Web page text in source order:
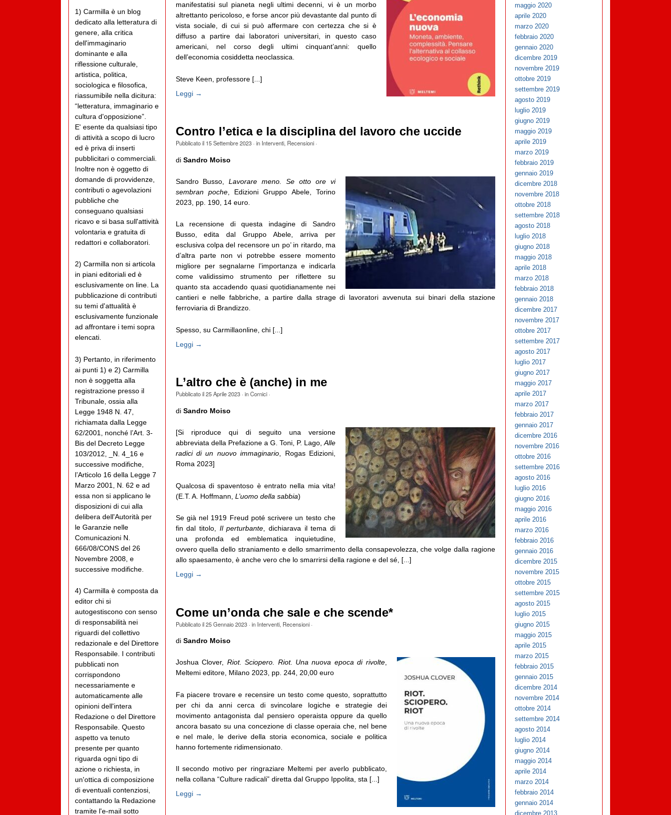
manifestatisi sul pianeta negli ultimi decenni, vi è un morbo
altrettanto pericoloso, e forse ancor più devastante dal punto di
vista sociale, di cui si può affermare con certezza che si è
diffuso a partire dai laboratori universitari, in questo caso
americani, nel corso degli ultimi cinquant’anni: quello
dell’economia cosiddetta neoclassica.
Steve Keen, professore [...]
Leggi →
Contro l’etica e la disciplina del lavoro che uccide
Pubblicato il 15 Settembre 2023· in Interventi, Recensioni·
di Sandro Moiso
Sandro Busso,Lavorare meno. Se otto ore vi
sembran poche, Edizioni Gruppo Abele, Torino
2023, pp. 190, 14 euro.
La recensione di questa indagine di Sandro
Busso, edita dal Gruppo Abele, arriva per
esclusiva colpa del recensore un po’ in ritardo, ma
d’altra parte non vi potrebbe essere momento
migliore per segnalarne l’importanza e indicarla
come validissimo strumento per riflettere su
quanto sta accadendo quasi quotidianamente nei
cantieri e nelle fabbriche, a partire dalla strage di lavoratori avvenuta sui binari della stazione
ferroviaria di Brandizzo.
Spesso, su Carmillaonline, chi [...]
Leggi →
L’altro che è (anche) in me
Pubblicato il25 Aprile 2023· inCornici·
di Sandro Moiso
[Si riproduce qui di seguito una versione
abbreviata della Prefazione a G. Toni, P. Lago, Alle
radici di un nuovo immaginario , Rogas Edizioni,
Roma 2023]
Qualcosa di spaventoso è entrato nella mia vita!
(E.T. A. Hoffmann, L’uomo della sabbia)
Se già nel 1919 Freud poté scrivere un testo che
fin dal titolo, Il perturbante , dichiarava il tema di
una profonda ed emblematica inquietudine,
ovvero quella dello straniamento e dello smarrimento della consapevolezza, che volge dalla ragione
allo spaesamento, è anche vero che lo smarrirsi della ragione e del sé, [...]
Leggi →
Come un’onda che sale e che scende*
Pubblicato il25 Gennaio 2023· in Interventi, Recensioni·
di Sandro Moiso
Joshua Clover, Riot. Sciopero. Riot. Una nuova epoca di rivolte,
Meltemi editore, Milano 2023, pp. 244, 20,00 euro
Fa piacere trovare e recensire un testo come questo, soprattutto
per chi da anni cerca di svincolare logiche e strategie dei
movimento antagonista dal pensiero operaista oppure da quello
ancora basato su una concezione di classe operaia che, nel bene
e nel male, le derive della storia economica, sociale e politica
hanno fortemente ridimensionato.
Il secondo motivo per ringraziare Meltemi per averlo pubblicato,
nella collana “Culture radicali” diretta dal Gruppo Ippolita, sta [...]
Leggi →
1) Carmilla è un blog
dedicato alla letteratura di
genere, alla critica
dell'immaginario
dominante e alla
riflessione culturale,
artistica, politica,
sociologica e filosofica,
riassumibile nella dicitura:
“letteratura, immaginario e
cultura d'opposizione”.
E' esente da qualsiasi tipo
di attività a scopo di lucro
ed è priva di inserti
pubblicitari o commerciali.
Inoltre non è oggetto di
domande di provvidenze,
contributi o agevolazioni
pubbliche che
conseguano qualsiasi
ricavo e si basa sull'attività
volontaria e gratuita di
redattori e collaboratori.
2) Carmilla non si articola
in piani editoriali ed è
esclusivamente on line. La
pubblicazione di contributi
su temi d'attualità è
esclusivamente funzionale
ad affrontare i temi sopra
elencati.
3) Pertanto, in riferimento
ai punti 1) e 2) Carmilla
non è soggetta alla
registrazione presso il
Tribunale, ossia alla
Legge 1948 N. 47,
richiamata dalla Legge
62/2001, nonché l’Art. 3-
Bis del Decreto Legge
103/2012, _N. 4_16 e
successive modifiche,
l’Articolo 16 della Legge 7
Marzo 2001, N. 62 e ad
essa non si applicano le
disposizioni di cui alla
delibera dell'Autorità per
le Garanzie nelle
Comunicazioni N.
666/08/CONS del 26
Novembre 2008, e
successive modifiche.
4) Carmilla è composta da
editor chi si
autogestiscono con senso
di responsabilità nei
riguardi del collettivo
redazionale e del Direttore
Responsabile. I contributi
pubblicati non
corrispondono
necessariamente e
automaticamente alle
opinioni dell'intera
Redazione o del Direttore
Responsabile. Questo
aspetto va tenuto
presente per quanto
riguarda ogni tipo di
azione o richiesta, in
un'ottica di composizione
di eventuali contenziosi,
contattando la Redazione
tramite l'e-mail sotto
maggio 2020
aprile 2020
marzo 2020
febbraio 2020
gennaio 2020
dicembre 2019
novembre 2019
ottobre 2019
settembre 2019
agosto 2019
luglio 2019
giugno 2019
maggio 2019
aprile 2019
marzo 2019
febbraio 2019
gennaio 2019
dicembre 2018
novembre 2018
ottobre 2018
settembre 2018
agosto 2018
luglio 2018
giugno 2018
maggio 2018
aprile 2018
marzo 2018
febbraio 2018
gennaio 2018
dicembre 2017
novembre 2017
ottobre 2017
settembre 2017
agosto 2017
luglio 2017
giugno 2017
maggio 2017
aprile 2017
marzo 2017
febbraio 2017
gennaio 2017
dicembre 2016
novembre 2016
ottobre 2016
settembre 2016
agosto 2016
luglio 2016
giugno 2016
maggio 2016
aprile 2016
marzo 2016
febbraio 2016
gennaio 2016
dicembre 2015
novembre 2015
ottobre 2015
settembre 2015
agosto 2015
luglio 2015
giugno 2015
maggio 2015
aprile 2015
marzo 2015
febbraio 2015
gennaio 2015
dicembre 2014
novembre 2014
ottobre 2014
settembre 2014
agosto 2014
luglio 2014
giugno 2014
maggio 2014
aprile 2014
marzo 2014
febbraio 2014
gennaio 2014
dicembre 2013